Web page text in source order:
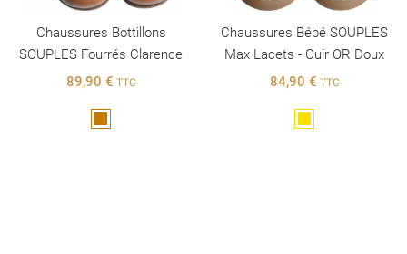
Chaussures Bottillons
SOUPLES Fourrés Clarence
89,90 € TTC
Chaussures Bébé SOUPLES
Max Lacets - Cuir OR Doux
84,90 € TTC